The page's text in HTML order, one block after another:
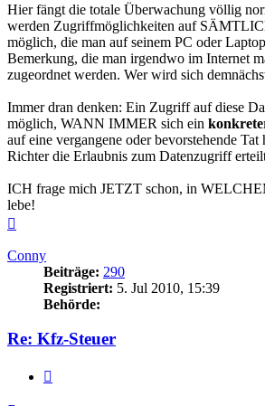
Hier fängt die totale Überwachung völlig
werden Zugriffmöglichkeiten auf
möglich, die man auf seinem PC oder
Bemerkung, die man irgendwo im Internet
zugeordnet werden. Wer wird sich
Immer dran denken: Ein Zugriff auf diese
möglich, WANN IMMER sich ein
auf eine vergangene oder bevorstehende
Richter die Erlaubnis zum Datenzugriff
ICH frage mich JETZT schon, in
lebe!
Conny
Beiträge: 290
Registriert: 5. Jul 2010, 15:39
Behörde:
Re: Kfz-Steuer